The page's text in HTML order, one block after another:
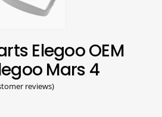
Elegoo OEM
Mars 4
reviews)